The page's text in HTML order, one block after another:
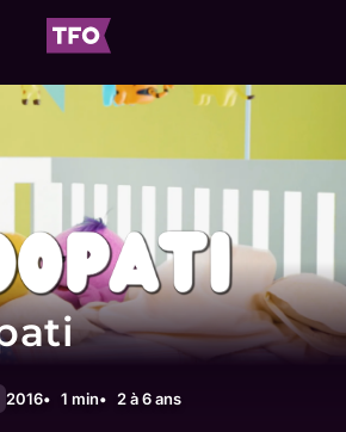
2016 1 min 2 à 6 ans